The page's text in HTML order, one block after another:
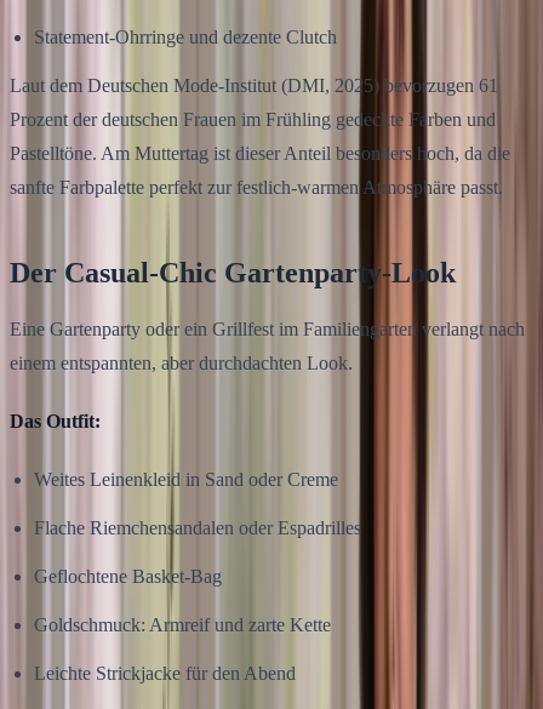
Statement-Ohrringe und dezente Clutch
Laut dem Deutschen Mode-Institut (DMI, 2025) bevorzugen 61
Prozent der deutschen Frauen im Frühling gedeckte Farben und
Pastelltöne. Am Muttertag ist dieser Anteil besonders hoch, da die
sanfte Farbpalette perfekt zur festlich-warmen Atmosphäre passt.
Der Casual-Chic Gartenparty-Look
Eine Gartenparty oder ein Grillfest im Familiengarten verlangt nach
einem entspannten, aber durchdachten Look.
Das Outfit:
Weites Leinenkleid in Sand oder Creme
Flache Riemchensandalen oder Espadrilles
Geflochtene Basket-Bag
Goldschmuck: Armreif und zarte Kette
Leichte Strickjacke für den Abend